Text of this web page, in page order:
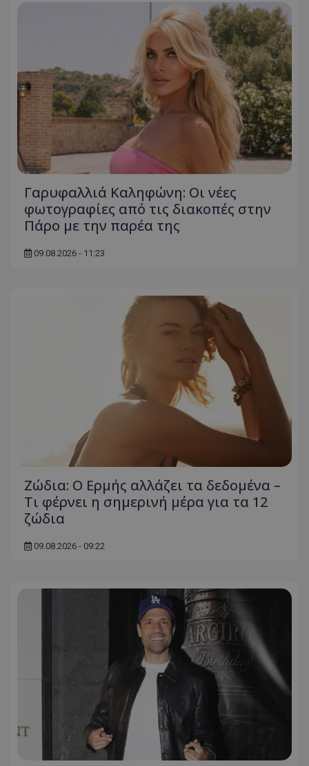
Γαρυφαλλιά Καληφώνη: Οι νέες
φωτογραφίες από τις διακοπές στην
Πάρο με την παρέα της
09.08.2026 - 11:23
Ζώδια: Ο Ερμής αλλάζει τα δεδομένα –
Τι φέρνει η σημερινή μέρα για τα 12
ζώδια
09.08.2026 - 09:22